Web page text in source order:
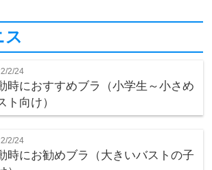
ス
2/24
時におすすめブラ（小学生～小さめ
ト向け）
2/24
時にお勧めブラ（大きいバストの子